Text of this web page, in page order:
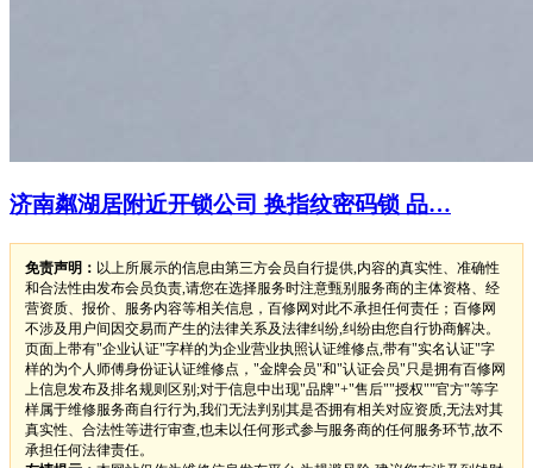
济南粼湖居附近开锁公司 换指纹密码锁 品…
免责声明： 以上所展示的信息由第三方会员自行提供,内容的真实性、准确性
和合法性由发布会员负责,请您在选择服务时注意甄别服务商的主体资格、经
营资质、报价、服务内容等相关信息，百修网对此不承担任何责任；百修网
不涉及用户间因交易而产生的法律关系及法律纠纷,纠纷由您自行协商解决。
页面上带有"企业认证"字样的为企业营业执照认证维修点,带有"实名认证"字
样的为个人师傅身份证认证维修点，"金牌会员"和"认证会员"只是拥有百修网
上信息发布及排名规则区别;对于信息中出现"品牌"+"售后""授权""官方"等字
样属于维修服务商自行行为,我们无法判别其是否拥有相关对应资质,无法对其
真实性、合法性等进行审查,也未以任何形式参与服务商的任何服务环节,故不
承担任何法律责任。